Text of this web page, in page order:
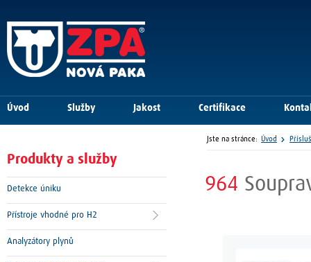
964
Produkty a služby
Detekce úniku
Přístroje vhodné pro H2
Analyzátory plynů
Úvod Služby Jakost Certifikace
Jste na stránce: Úvod